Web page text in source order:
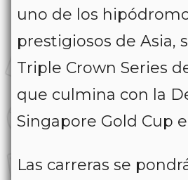
uno de los
prestigiosos de Asia,
Triple Crown Series
que culmina con la
Singapore Gold Cup
Las carreras se